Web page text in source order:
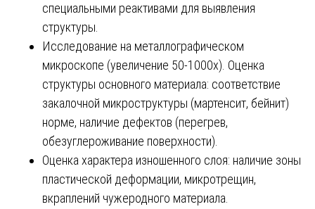
специальными реактивами для выявления
структуры.
Исследование на металлографическом
микроскопе (увеличение 50-1000х). Оценка
структуры основного материала: соответствие
закалочной микроструктуры (мартенсит, бейнит)
норме, наличие дефектов (перегрев,
обезуглероживание поверхности).
Оценка характера изношенного слоя: наличие зоны
пластической деформации, микротрещин,
вкраплений чужеродного материала.